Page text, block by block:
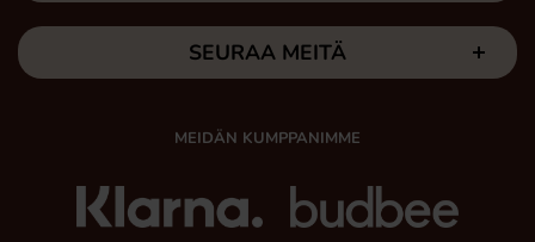
SEURAA MEITÄ
MEIDÄN KUMPPANIMME